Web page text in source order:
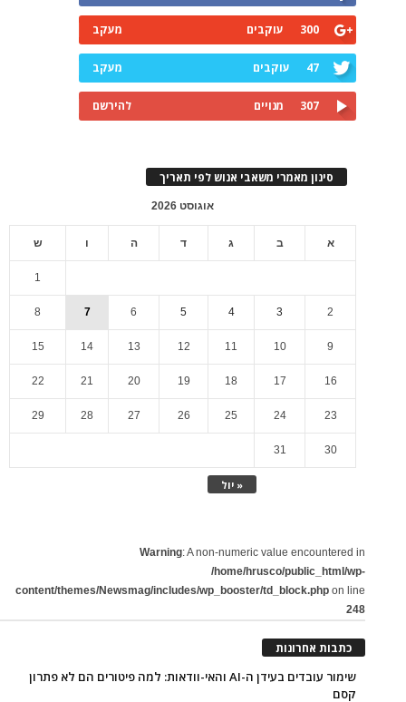
300 עוקבים מעקב
47 עוקבים מעקב
307 מנויים להירשם
סינון מאמרי משאבי אנוש לפי תאריך
אוגוסט 2026
א ב ג ד ה ו ש
« יול
1
2
3
4
5
6
7
8
9
10
11
12
13
14
15
16
17
18
19
20
21
22
23
24
25
26
27
28
29
30
31
Warning: A non-numeric value encountered in
/home/hrusco/public_html/wp-
content/themes/Newsmag/includes/wp_booster/td_block.php on line
248
כתבות אחרונות
שימור עובדים בעידן ה-AI והאי-וודאות: למה פיטורים הם לא פתרון
קסם